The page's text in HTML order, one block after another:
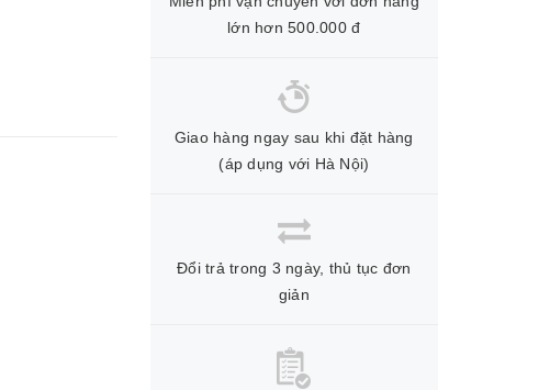
lớn hơn 500.000 đ
Giao hàng ngay sau khi đặt hàng
(áp dụng với Hà Nội)
Đổi trả trong 3 ngày, thủ tục đơn
giản